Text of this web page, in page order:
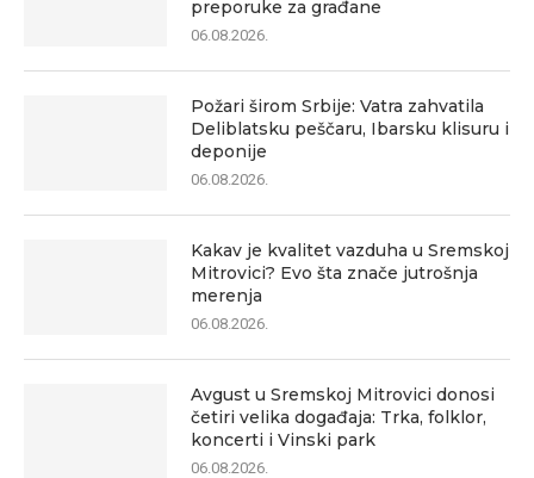
preporuke za građane
06.08.2026.
Požari širom Srbije: Vatra zahvatila
Deliblatsku peščaru, Ibarsku klisuru i
deponije
06.08.2026.
Kakav je kvalitet vazduha u Sremskoj
Mitrovici? Evo šta znače jutrošnja
merenja
06.08.2026.
Avgust u Sremskoj Mitrovici donosi
četiri velika događaja: Trka, folklor,
koncerti i Vinski park
06.08.2026.